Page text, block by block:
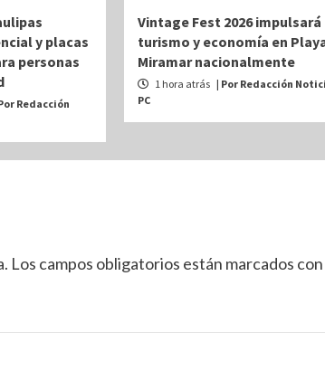
y placas
personas
Redacción
Vintage Fest 2026 impulsará
turismo y economía en
Miramar nacionalmente
1 hora atrás | Por Redacción
PC
Los campos obligatorios están marcados con